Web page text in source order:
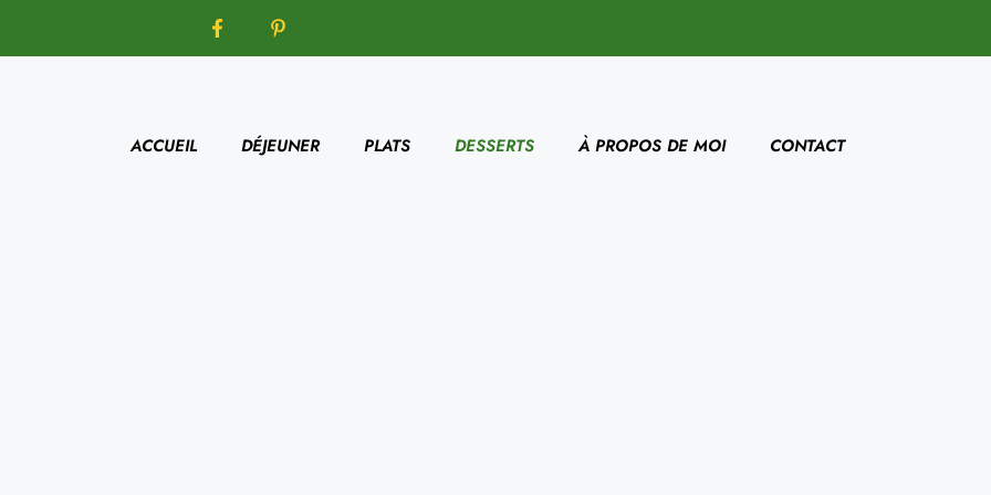
ACCUEIL DÉJEUNER PLATS DESSERTS À PROPOS DE MOI CONTACT